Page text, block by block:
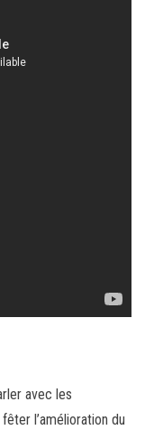
rler avec les
l’amélioration du